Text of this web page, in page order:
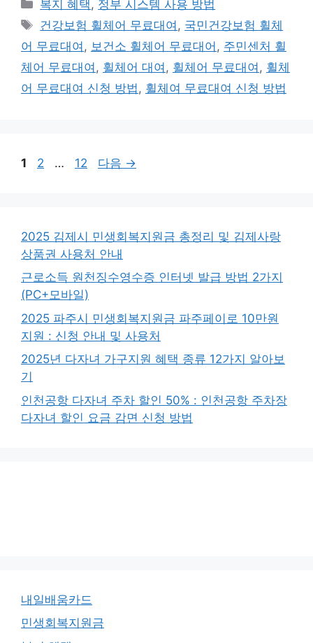
테
리
복지 혜택 , 정부 시스템 사용 방법
태
그
건강보험 휠체어 무료대여 , 국민건강보험 휠체
어 무료대여 , 보건소 휠체어 무료대어 , 주민센처 휠
체어 무료대여 , 휠체어 대여 , 휠체어 무료대여 , 휠체
어 무료대여 신청 방법 , 휠체여 무료대여 신청 방법
페
1
페
2 …
페
12 다음 →
2025 김제시 민생회복지원금 총정리 및 김제사랑
상품권 사용처 안내
근로소득 원천징수영수증 인터넷 발급 방법 2가지
(PC+모바일)
2025 파주시 민생회복지원금 파주페이로 10만원
지원 : 신청 안내 및 사용처
2025년 다자녀 가구지원 혜택 종류 12가지 알아보
기
인천공항 다자녀 주차 할인 50% : 인천공항 주차장
다자녀 할인 요금 감면 신청 방법
내일배움카드
민생회복지원금